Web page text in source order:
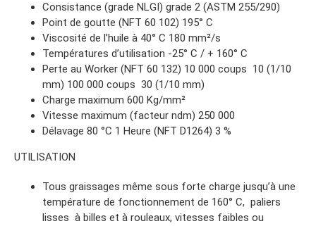
Consistance (grade NLGI) grade 2 (ASTM 255/290)
Point de goutte (NFT 60 102) 195° C
Viscosité de l’huile à 40° C 180 mm²/s
Températures d’utilisation -25° C / + 160° C
Perte au Worker (NFT 60 132) 10 000 coups 10 (1/10
mm) 100 000 coups 30 (1/10 mm)
Charge maximum 600 Kg/mm²
Vitesse maximum (facteur ndm) 250 000
Délavage 80 °C 1 Heure (NFT D1264) 3 %
UTILISATION
Tous graissages même sous forte charge jusqu’à une
température de fonctionnement de 160° C, paliers
lisses à billes et à rouleaux, vitesses faibles ou